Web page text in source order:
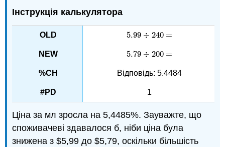
Інструкція калькулятора
5.99 ÷ 240 =
5.99 ÷240=
5.79 ÷ 200 =
5.79 ÷200=
Відповідь: 5.4484
1
Ціна за мл зросла на 5,4485%. Зауважте, що
споживачеві здавалося б, ніби ціна була
знижена з $5,99 до $5,79, оскільки більшість